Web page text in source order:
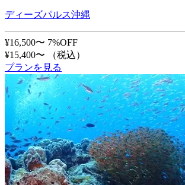
ディーズパルス沖縄
¥16,500〜 7%OFF
¥15,400〜
（税込）
プランを見る